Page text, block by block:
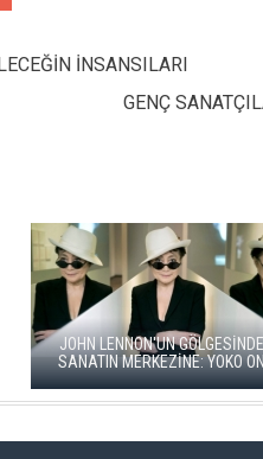
İNSANSILARI
GENÇ
BALKANLAR'DAN
GÖÇÜN HİKAYESİ: "KÖK
SERGİSİ AÇILDI